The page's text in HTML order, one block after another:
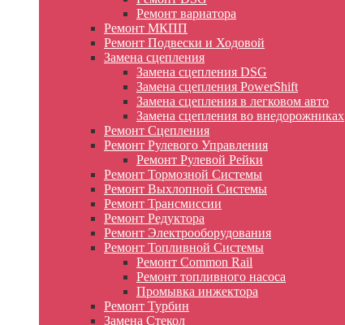
Ремонт вариатора
Ремонт МКПП
Ремонт Подвески и Ходовой
Замена сцепления
Замена сцепления DSG
Замена сцепления PowerShift
Замена сцепления в легковом авто
Замена сцепления во внедорожниках
Ремонт Сцепления
Ремонт Рулевого Управления
Ремонт Рулевой Рейки
Ремонт Тормозной Системы
Ремонт Выхлопной Системы
Ремонт Трансмиссии
Ремонт Редуктора
Ремонт Электрооборудования
Ремонт Топливной Системы
Ремонт Common Rail
Ремонт топливного насоса
Промывка инжектора
Ремонт Турбин
Замена Стекол